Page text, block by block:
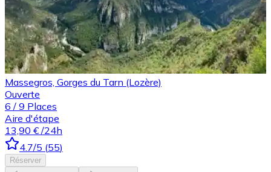
Massegros, Gorges du Tarn (Lozère)
Ouverte
6 / 9 Places
Aire d'étape
13,90 € /24h
4.7/5 (55)
Réserver